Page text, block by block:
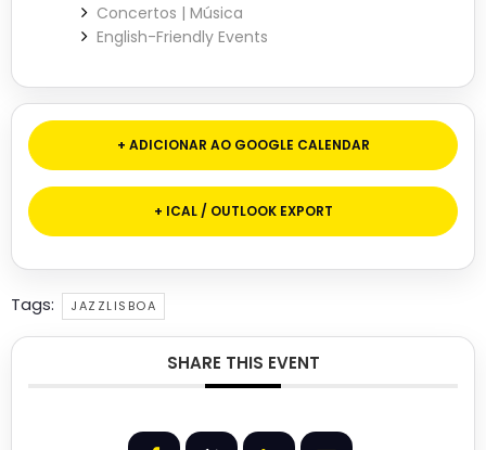
Concertos | Música
English-Friendly Events
+ ADICIONAR AO GOOGLE CALENDAR
+ ICAL / OUTLOOK EXPORT
Tags: JAZZLISBOA
SHARE THIS EVENT